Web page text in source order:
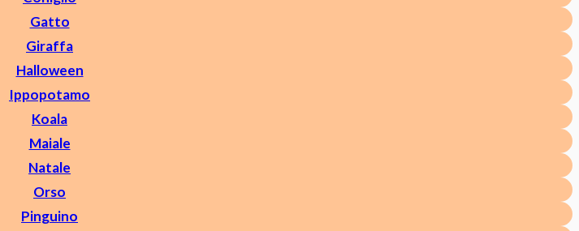
Gatto
Giraffa
Halloween
Ippopotamo
Koala
Maiale
Natale
Orso
Pinguino